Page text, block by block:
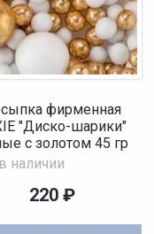
фирменная
"Диско-шарики"
с золотом 45 гр
наличии
220 ₽